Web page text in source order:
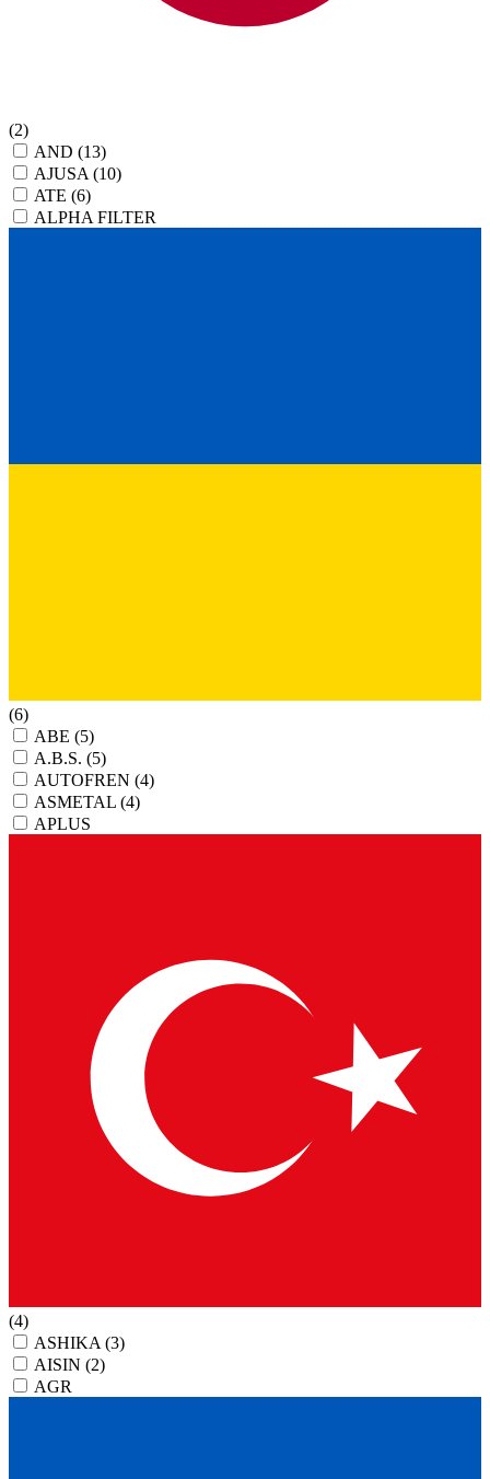
(2)
AND (13)
AJUSA (10)
ATE (6)
ALPHA FILTER
(6)
ABE (5)
A.B.S. (5)
AUTOFREN (4)
ASMETAL (4)
APLUS
(4)
ASHIKA (3)
AISIN (2)
AGR